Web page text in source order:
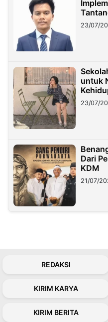
23/07/
untuk
23/07/
Dari
KDM
21/07/
REDAKSI
KIRIM KARYA
KIRIM BERITA